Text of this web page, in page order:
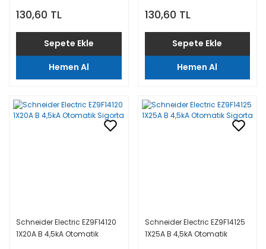
130,60 TL
Sepete Ekle
Hemen Al
130,60 TL
Sepete Ekle
Hemen Al
Schneider Electric EZ9F14120
1X20A B 4,5kA Otomatik
Schneider Electric EZ9F14125
1X25A B 4,5kA Otomatik